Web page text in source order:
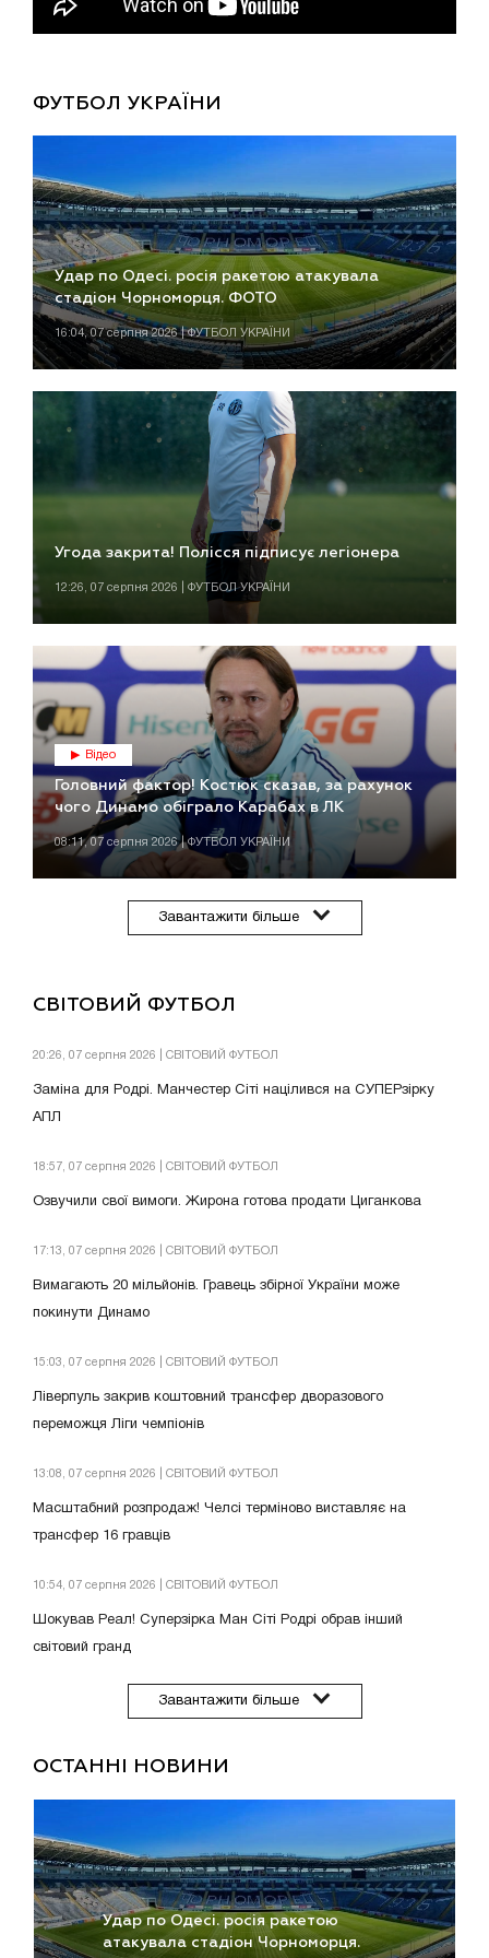
ФУТБОЛ УКРАЇНИ
Удар по Одесі. росія ракетою атакувала
стадіон Чорноморця. ФОТО
16:04, 07 серпня 2026 | ФУТБОЛ УКРАЇНИ
Угода закрита! Полісся підписує легіонера
12:26, 07 серпня 2026 | ФУТБОЛ УКРАЇНИ
Відео
Головний фактор! Костюк сказав, за рахунок
чого Динамо обіграло Карабах в ЛК
08:11, 07 серпня 2026 | ФУТБОЛ УКРАЇНИ
Завантажити більше
СВІТОВИЙ ФУТБОЛ
20:26, 07 серпня 2026 | СВІТОВИЙ ФУТБОЛ
Заміна для Родрі. Манчестер Сіті націлився на СУПЕРзірку
АПЛ
18:57, 07 серпня 2026 | СВІТОВИЙ ФУТБОЛ
Озвучили свої вимоги. Жирона готова продати Циганкова
17:13, 07 серпня 2026 | СВІТОВИЙ ФУТБОЛ
Вимагають 20 мільйонів. Гравець збірної України може
покинути Динамо
15:03, 07 серпня 2026 | СВІТОВИЙ ФУТБОЛ
Ліверпуль закрив коштовний трансфер дворазового
переможця Ліги чемпіонів
13:08, 07 серпня 2026 | СВІТОВИЙ ФУТБОЛ
Масштабний розпродаж! Челсі терміново виставляє на
трансфер 16 гравців
10:54, 07 серпня 2026 | СВІТОВИЙ ФУТБОЛ
Шокував Реал! Суперзірка Ман Сіті Родрі обрав інший
світовий гранд
Завантажити більше
ОСТАННІ НОВИНИ
Удар по Одесі. росія ракетою
атакувала стадіон Чорноморця.